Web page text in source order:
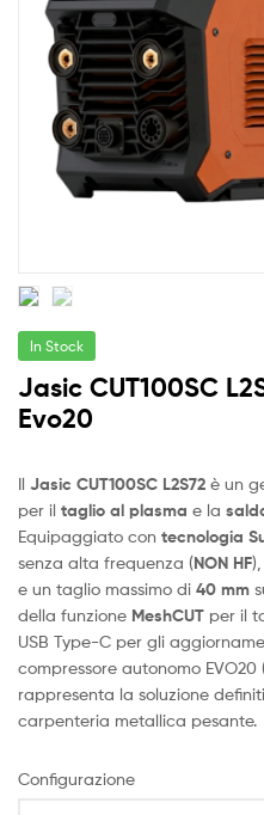
In Stock
Jasic CUT100SC
Evo20
Il Jasic CUT100SC L2S72 è un
per il taglio al plasma e la
Equipaggiato con tecnologia
senza alta frequenza (NON HF
e un taglio massimo di 40 mm
della funzione MeshCUT per il
USB Type-C per gli
compressore autonomo
rappresenta la soluzione
carpenteria metallica pesante.
Configurazione